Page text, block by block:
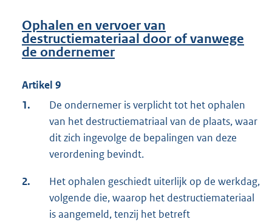
Ophalen en vervoer van
destructiemateriaal door of vanwege
de ondernemer
Artikel 9
1.
De ondernemer is verplicht tot het ophalen
van het destructiematriaal van de plaats, waar
dit zich ingevolge de bepalingen van deze
verordening bevindt.
2.
Het ophalen geschiedt uiterlijk op de werkdag,
volgende die, waarop het destructiemateriaal
is aangemeld, tenzij het betreft